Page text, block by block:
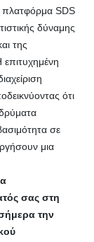
πλατφόρμα SDS
δύναμης
της
ότι
σε
μια
σας στη
την